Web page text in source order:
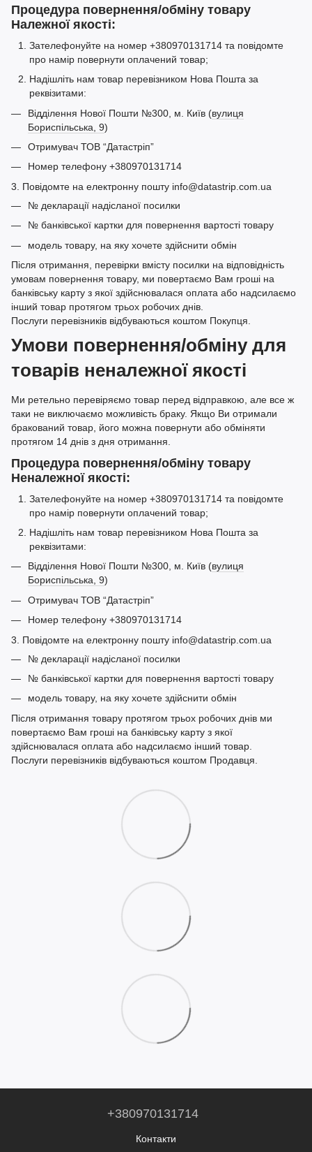
Процедура повернення/обміну товару
Належної якості:
Зателефонуйте на номер +380970131714 та повідомте
про намір повернути оплачений товар;
Надішліть нам товар перевізником Нова Пошта за
реквізитами:
Відділення Нової Пошти №300, м. Київ (вулиця
Бориспільська, 9)
Отримувач ТОВ “Датастріп”
Номер телефону +380970131714
3. Повідомте на електронну пошту info@datastrip.com.ua
№ декларації надісланої посилки
№ банківської картки для повернення вартості товару
модель товару, на яку хочете здійснити обмін
Після отримання, перевірки вмісту посилки на відповідність
умовам повернення товару, ми повертаємо Вам гроші на
банківську карту з якої здійснювалася оплата або надсилаємо
інший товар протягом трьох робочих днів.
Послуги перевізників відбуваються коштом Покупця.
Умови повернення/обміну для
товарів неналежної якості
Ми ретельно перевіряємо товар перед відправкою, але все ж
таки не виключаємо можливість браку. Якщо Ви отримали
бракований товар, його можна повернути або обміняти
протягом 14 днів з дня отримання.
Процедура повернення/обміну товару
Неналежної якості:
Зателефонуйте на номер +380970131714 та повідомте
про намір повернути оплачений товар;
Надішліть нам товар перевізником Нова Пошта за
реквізитами:
Відділення Нової Пошти №300, м. Київ (вулиця
Бориспільська, 9)
Отримувач ТОВ “Датастріп”
Номер телефону +380970131714
3. Повідомте на електронну пошту info@datastrip.com.ua
№ декларації надісланої посилки
№ банківської картки для повернення вартості товару
модель товару, на яку хочете здійснити обмін
Після отримання товару протягом трьох робочих днів ми
повертаємо Вам гроші на банківську карту з якої
здійснювалася оплата або надсилаємо інший товар.
Послуги перевізників відбуваються коштом Продавця.
+380970131714
Контакти